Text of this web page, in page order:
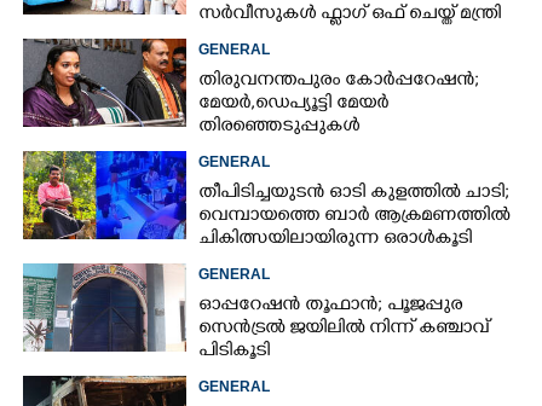
സർവീസുകൾ ഫ്ലാഗ് ഒഫ് ചെയ്ത് മന്ത്രി
കെ മുരളീധരൻ
GENERAL
തിരുവനന്തപുരം കോർപ്പറേഷൻ;
മേയർ, ഡെപ്യൂട്ടി മേയർ
തിരഞ്ഞെടുപ്പുകൾ
റദ്ദാക്കണമെന്നാവശ്യപ്പെട്ട് സിപിഎം
GENERAL
തീപിടിച്ചയുടൻ ഓടി കുളത്തിൽ ചാടി;
വെമ്പായത്തെ ബാർ ആക്രമണത്തിൽ
ചികിത്സയിലായിരുന്ന ഒരാൾകൂടി
മരിച്ചു
GENERAL
ഓപ്പറേഷൻ തൂഫാൻ; പൂജപ്പുര
സെൻട്രൽ ജയിലിൽ നിന്ന് കഞ്ചാവ്
പിടികൂടി
GENERAL